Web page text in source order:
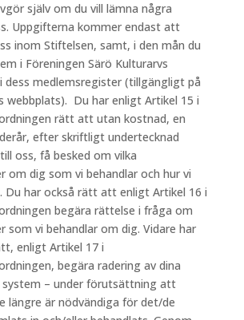
själv om du vill lämna några
Uppgifterna kommer endast att
inom Stiftelsen, samt, i den mån du
i Föreningen Särö Kulturarvs
dess medlemsregister (tillgängligt på
webbplats). Du har enligt Artikel 15 i
rätt att utan kostnad, en
efter skriftligt undertecknad
oss, få besked om vilka
om dig som vi behandlar och hur vi
Du har också rätt att enligt Artikel 16 i
begära rättelse i fråga om
som vi behandlar om dig. Vidare har
enligt Artikel 17 i
begära radering av dina
– under förutsättning att
längre är nödvändiga för det/de